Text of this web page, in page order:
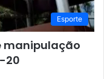
Esporte
manipulação
20